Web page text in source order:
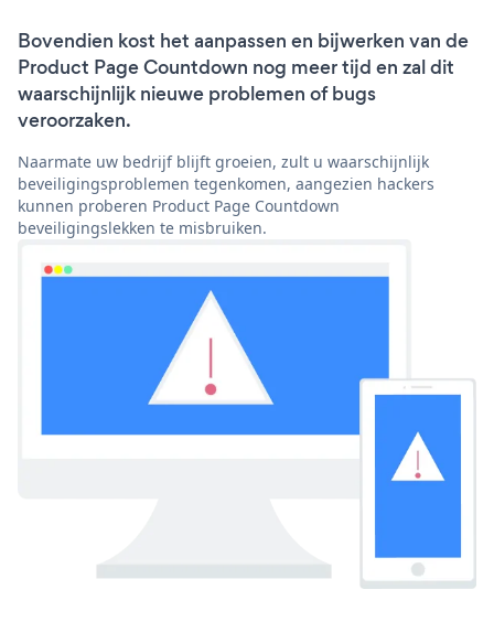
Bovendien kost het aanpassen en bijwerken van de
Product Page Countdown nog meer tijd en zal dit
waarschijnlijk nieuwe problemen of bugs
veroorzaken.
Naarmate uw bedrijf blijft groeien, zult u waarschijnlijk
beveiligingsproblemen tegenkomen, aangezien hackers
kunnen proberen Product Page Countdown
beveiligingslekken te misbruiken.